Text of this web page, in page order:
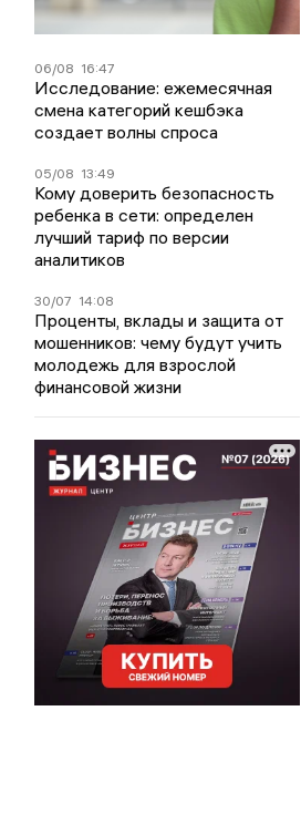
06/08 16:47
Исследование: ежемесячная
смена категорий кешбэка
создает волны спроса
05/08 13:49
Кому доверить безопасность
ребенка в сети: определен
лучший тариф по версии
аналитиков
30/07 14:08
Проценты, вклады и защита от
мошенников: чему будут учить
молодежь для взрослой
финансовой жизни